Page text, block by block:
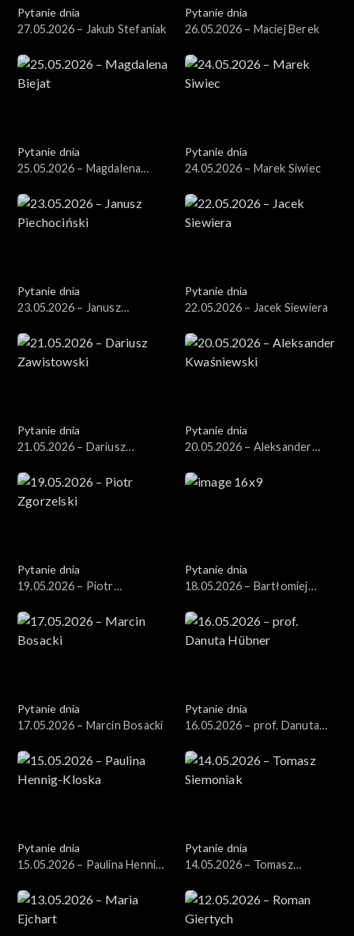
Pytanie dnia
27.05.2026 – Jakub Stefaniak
Pytanie dnia
26.05.2026 – Maciej Berek
Pytanie dnia
25.05.2026 – Magdalena
Pytanie dnia
24.05.2026 – Marek Siwiec
Pytanie dnia
23.05.2026 – Janusz
Pytanie dnia
22.05.2026 – Jacek Siewiera
Pytanie dnia
21.05.2026 – Dariusz
Pytanie dnia
20.05.2026 – Aleksander
Pytanie dnia
19.05.2026 – Piotr
Pytanie dnia
18.05.2026 – Bartłomiej
Pytanie dnia
17.05.2026 – Marcin Bosacki
Pytanie dnia
16.05.2026 – prof. Danuta
Pytanie dnia
15.05.2026 – Paulina Hennig-
Pytanie dnia
14.05.2026 – Tomasz